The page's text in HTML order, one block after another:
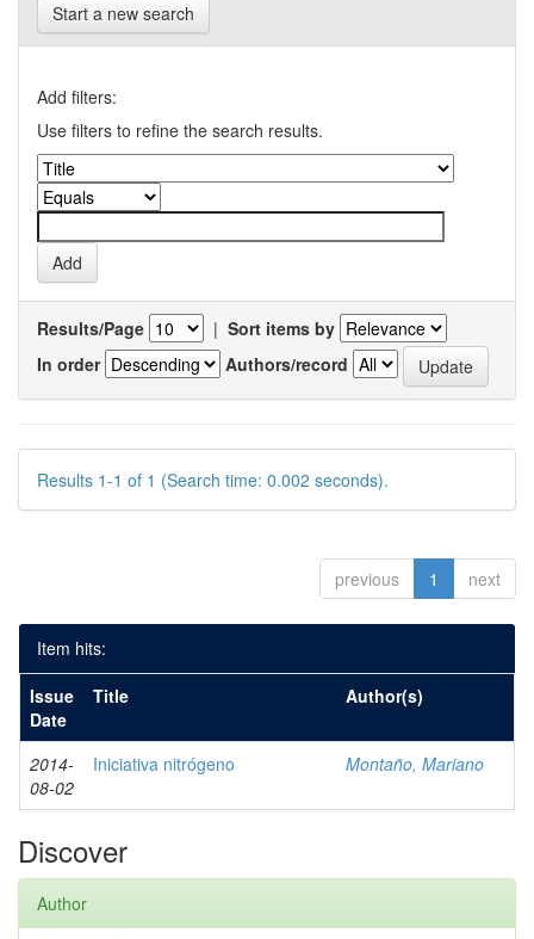
Start a new search
Add filters:
Use filters to refine the search results.
Results/Page | Sort items by
In order
Authors/record
Results 1-1 of 1 (Search time: 0.002 seconds).
previous 1 next
Item hits:
Issue
Date
Title Author(s)
2014-
08-02
Iniciativa nitrógeno Montaño, Mariano
Discover
Author